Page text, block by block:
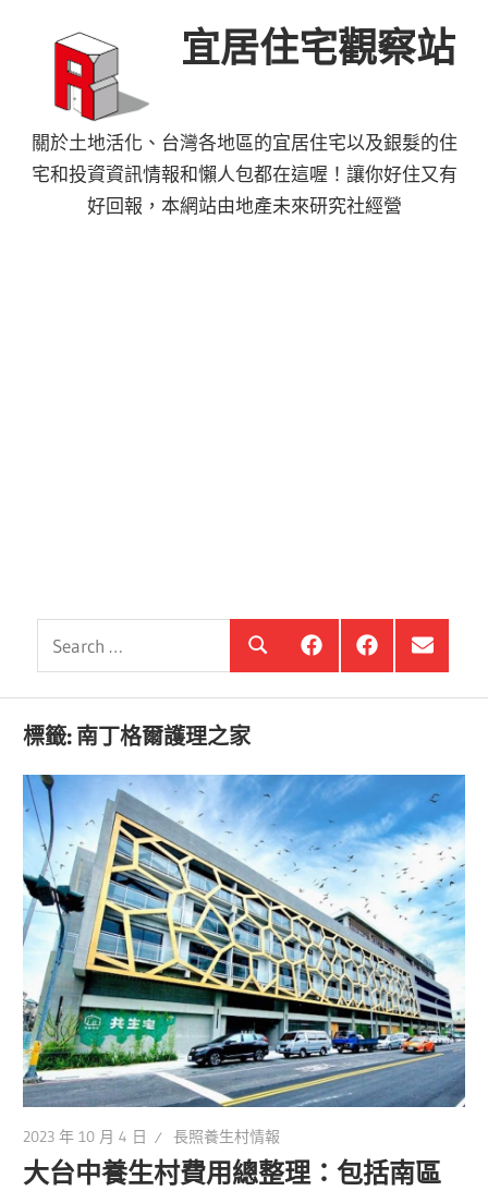
宜居住宅觀察站
關於土地活化、台灣各地區的宜居住宅以及銀髮的住
宅和投資資訊情報和懶人包都在這喔！讓你好住又有
好回報，本網站由地產未來研究社經營
Search
銀
髮
住
宅
投
資
銀
髮,
海
選
單
項
目
標籤: 南丁格爾護理之家
2023 年 10 月 4 日 長照養生村情報
大台中養生村費用總整理：包括南區